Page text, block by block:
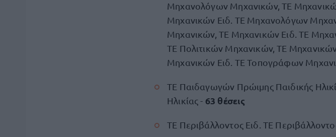
Μηχανολόγων Μηχανικών, ΤΕ
Μηχανικών Ειδ. ΤΕ Μηχανολόγων
Μηχανικών, ΤΕ Μηχανικών Ειδ. ΤΕ
ΤΕ Πολιτικών Μηχανικών, ΤΕ
Μηχανικών Ειδ. ΤΕ Τοπογράφων
ΤΕ Παιδαγωγών Πρώιμης Παιδικής
Ηλικίας - 63 θέσεις
ΤΕ Περιβάλλοντος Ειδ. ΤΕ